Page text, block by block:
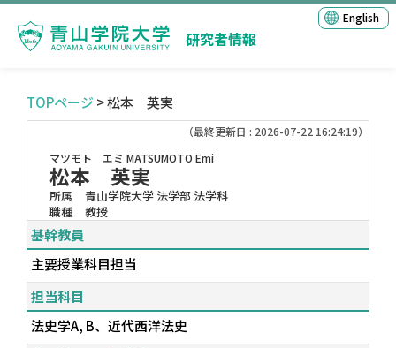
研究者情報
English
TOPページ > 松本 英実
（最終更新日 : 2026-07-22 16:24:19）
マツモト エミ MATSUMOTO Emi
松本 英実
所属
青山学院大学 法学部 法学科
職種
教授
基幹教員
主要授業科目担当
担当科目
法史学A, B、近代西洋法史